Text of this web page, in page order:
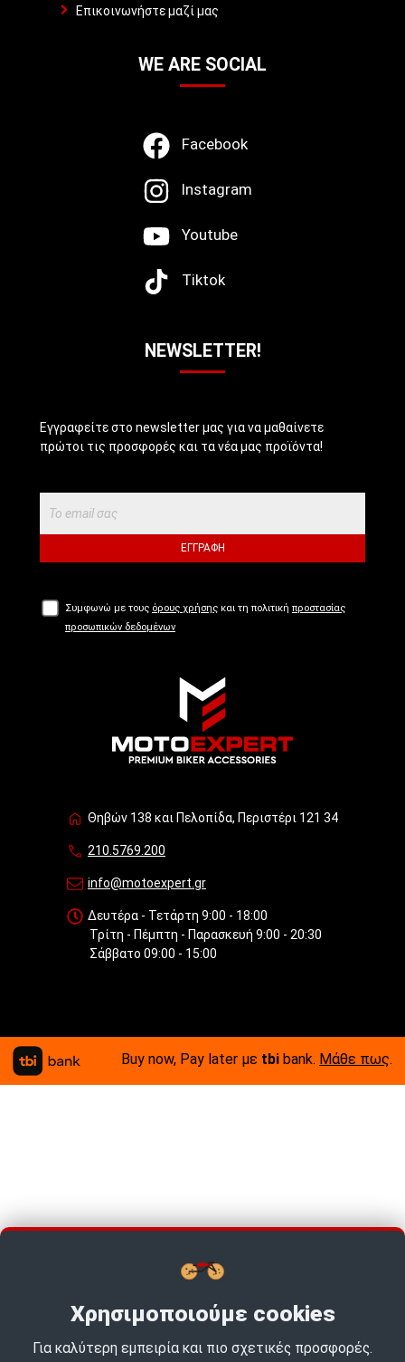
Επικοινωνήστε μαζί μας
WE ARE SOCIAL
Facebook
Instagram
Youtube
Tiktok
NEWSLETTER!
Εγγραφείτε στο newsletter μας για να μαθαίνετε
πρώτοι τις προσφορές και τα νέα μας προϊόντα!
ΕΓΓΡΑΦΉ
Συμφωνώ με τους όρους χρήσης και τη πολιτική προστασίας
προσωπικών δεδομένων
Θηβών 138 και Πελοπίδα, Περιστέρι 121 34
210.5769.200
info@motoexpert.gr
Δευτέρα - Τετάρτη 9:00 - 18:00
Τρίτη - Πέμπτη - Παρασκευή 9:00 - 20:30
Σάββατο 09:00 - 15:00
Buy now, Pay later με tbi bank. Μάθε πως.
Χρησιμοποιούμε cookies
Για καλύτερη εμπειρία και πιο σχετικές προσφορές.